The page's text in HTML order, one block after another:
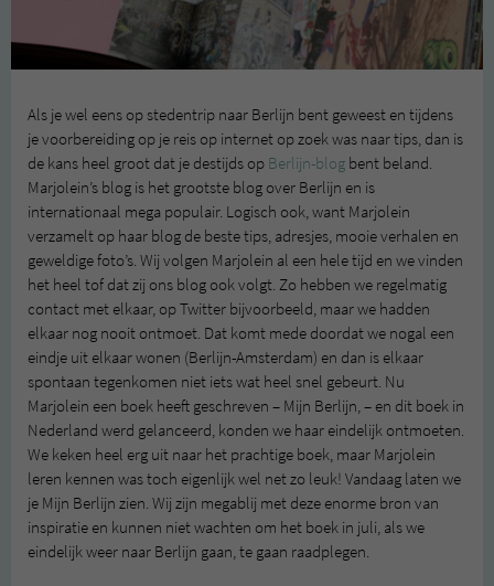
Als je wel eens op stedentrip naar Berlijn bent geweest en tijdens
je voorbereiding op je reis op internet op zoek was naar tips, dan is
de kans heel groot dat je destijds op Berlijn-blog bent beland.
Marjolein’s blog is het grootste blog over Berlijn en is
internationaal mega populair. Logisch ook, want Marjolein
verzamelt op haar blog de beste tips, adresjes, mooie verhalen en
geweldige foto’s. Wij volgen Marjolein al een hele tijd en we vinden
het heel tof dat zij ons blog ook volgt. Zo hebben we regelmatig
contact met elkaar, op Twitter bijvoorbeeld, maar we hadden
elkaar nog nooit ontmoet. Dat komt mede doordat we nogal een
eindje uit elkaar wonen (Berlijn-Amsterdam) en dan is elkaar
spontaan tegenkomen niet iets wat heel snel gebeurt. Nu
Marjolein een boek heeft geschreven – Mijn Berlijn, – en dit boek in
Nederland werd gelanceerd, konden we haar eindelijk ontmoeten.
We keken heel erg uit naar het prachtige boek, maar Marjolein
leren kennen was toch eigenlijk wel net zo leuk! Vandaag laten we
je Mijn Berlijn zien. Wij zijn megablij met deze enorme bron van
inspiratie en kunnen niet wachten om het boek in juli, als we
eindelijk weer naar Berlijn gaan, te gaan raadplegen.